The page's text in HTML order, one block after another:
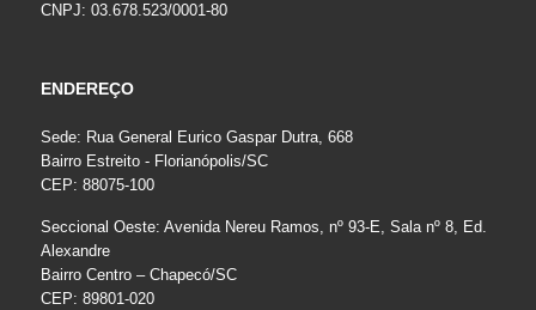
CNPJ: 03.678.523/0001-80
ENDEREÇO
Sede: Rua General Eurico Gaspar Dutra, 668
Bairro Estreito - Florianópolis/SC
CEP: 88075-100
Seccional Oeste: Avenida Nereu Ramos, nº 93-E, Sala nº 8, Ed.
Alexandre
Bairro Centro – Chapecó/SC
CEP: 89801-020